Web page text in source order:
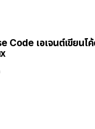
Code เอเจนต์เขียนโ